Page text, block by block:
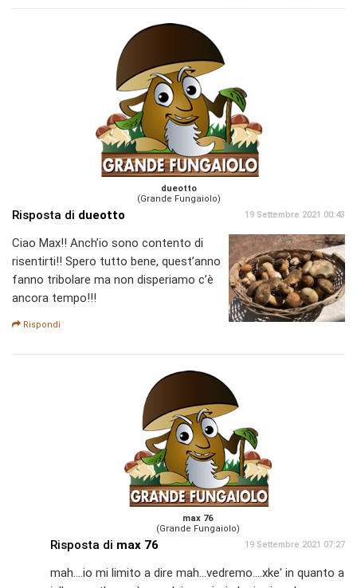
dueotto
(Grande Fungaiolo)
Risposta di dueotto 19 Settembre 2021 00:43
Ciao Max!! Anch’io sono contento di
risentirti!! Spero tutto bene, quest’anno
fanno tribolare ma non disperiamo c’è
ancora tempo!!!
Rispondi
max 76
(Grande Fungaiolo)
Risposta di max 76 19 Settembre 2021 07:27
mah....io mi limito a dire mah...vedremo....xke' in quanto a